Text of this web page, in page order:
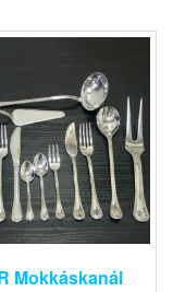
Mokkáskanál